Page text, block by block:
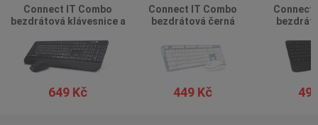
Connect IT Combo
bezdrátová klávesnice a
649 Kč
Connect IT Combo
bezdrátová černá
449 Kč
Connect
SK